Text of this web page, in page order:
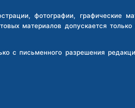
ФРАНЦИИфотографии, графические
материалов допускается
с письменного разрешения